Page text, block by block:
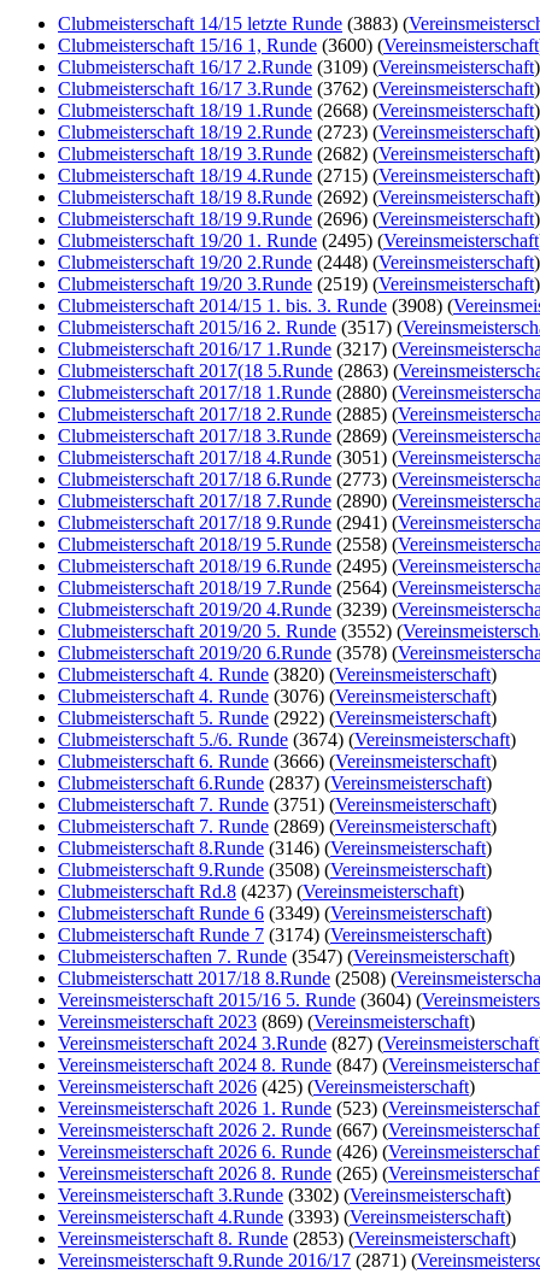
Clubmeisterschaft 14/15 letzte Runde (3883) (
Clubmeisterschaft 15/16 1, Runde (3600) (Vereinsmeisterschaft
Clubmeisterschaft 16/17 2.Runde (3109) (Vereinsmeisterschaft)
Clubmeisterschaft 16/17 3.Runde (3762) (Vereinsmeisterschaft)
Clubmeisterschaft 18/19 1.Runde (2668) (Vereinsmeisterschaft)
Clubmeisterschaft 18/19 2.Runde (2723) (Vereinsmeisterschaft)
Clubmeisterschaft 18/19 3.Runde (2682) (Vereinsmeisterschaft)
Clubmeisterschaft 18/19 4.Runde (2715) (Vereinsmeisterschaft)
Clubmeisterschaft 18/19 8.Runde (2692) (Vereinsmeisterschaft)
Clubmeisterschaft 18/19 9.Runde (2696) (Vereinsmeisterschaft)
Clubmeisterschaft 19/20 1. Runde (2495) (Vereinsmeisterschaft
Clubmeisterschaft 19/20 2.Runde (2448) (Vereinsmeisterschaft)
Clubmeisterschaft 19/20 3.Runde (2519) (Vereinsmeisterschaft)
Clubmeisterschaft 2014/15 1. bis. 3. Runde (3908) (
Clubmeisterschaft 2015/16 2. Runde (3517) (
Clubmeisterschaft 2016/17 1.Runde (3217) (
Clubmeisterschaft 2017(18 5.Runde (2863) (
Clubmeisterschaft 2017/18 1.Runde (2880) (
Clubmeisterschaft 2017/18 2.Runde (2885) (
Clubmeisterschaft 2017/18 3.Runde (2869) (
Clubmeisterschaft 2017/18 4.Runde (3051) (
Clubmeisterschaft 2017/18 6.Runde (2773) (
Clubmeisterschaft 2017/18 7.Runde (2890) (
Clubmeisterschaft 2017/18 9.Runde (2941) (
Clubmeisterschaft 2018/19 5.Runde (2558) (
Clubmeisterschaft 2018/19 6.Runde (2495) (
Clubmeisterschaft 2018/19 7.Runde (2564) (
Clubmeisterschaft 2019/20 4.Runde (3239) (
Clubmeisterschaft 2019/20 5. Runde (3552) (
Clubmeisterschaft 2019/20 6.Runde (3578) (
Clubmeisterschaft 4. Runde (3820) (Vereinsmeisterschaft)
Clubmeisterschaft 4. Runde (3076) (Vereinsmeisterschaft)
Clubmeisterschaft 5. Runde (2922) (Vereinsmeisterschaft)
Clubmeisterschaft 5./6. Runde (3674) (Vereinsmeisterschaft)
Clubmeisterschaft 6. Runde (3666) (Vereinsmeisterschaft)
Clubmeisterschaft 6.Runde (2837) (Vereinsmeisterschaft)
Clubmeisterschaft 7. Runde (3751) (Vereinsmeisterschaft)
Clubmeisterschaft 7. Runde (2869) (Vereinsmeisterschaft)
Clubmeisterschaft 8.Runde (3146) (Vereinsmeisterschaft)
Clubmeisterschaft 9.Runde (3508) (Vereinsmeisterschaft)
Clubmeisterschaft Rd.8 (4237) (Vereinsmeisterschaft)
Clubmeisterschaft Runde 6 (3349) (Vereinsmeisterschaft)
Clubmeisterschaft Runde 7 (3174) (Vereinsmeisterschaft)
Clubmeisterschaften 7. Runde (3547) (Vereinsmeisterschaft)
Clubmeisterschatt 2017/18 8.Runde (2508) (
Vereinsmeisterschaft 2015/16 5. Runde (3604) (
Vereinsmeisterschaft 2023 (869) (Vereinsmeisterschaft)
Vereinsmeisterschaft 2024 3.Runde (827) (Vereinsmeisterschaft
Vereinsmeisterschaft 2024 8. Runde (847) (
Vereinsmeisterschaft 2026 (425) (Vereinsmeisterschaft)
Vereinsmeisterschaft 2026 1. Runde (523) (
Vereinsmeisterschaft 2026 2. Runde (667) (
Vereinsmeisterschaft 2026 6. Runde (426) (
Vereinsmeisterschaft 2026 8. Runde (265) (
Vereinsmeisterschaft 3.Runde (3302) (Vereinsmeisterschaft)
Vereinsmeisterschaft 4.Runde (3393) (Vereinsmeisterschaft)
Vereinsmeisterschaft 8. Runde (2853) (Vereinsmeisterschaft)
Vereinsmeisterschaft 9.Runde 2016/17 (2871) (